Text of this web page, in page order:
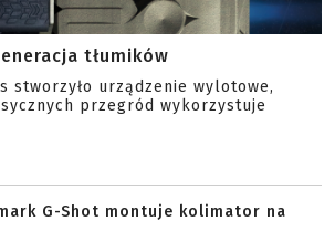
tłumików
stworzyło urządzenie wylotowe,
przegród wykorzystuje
G-Shot montuje kolimator na